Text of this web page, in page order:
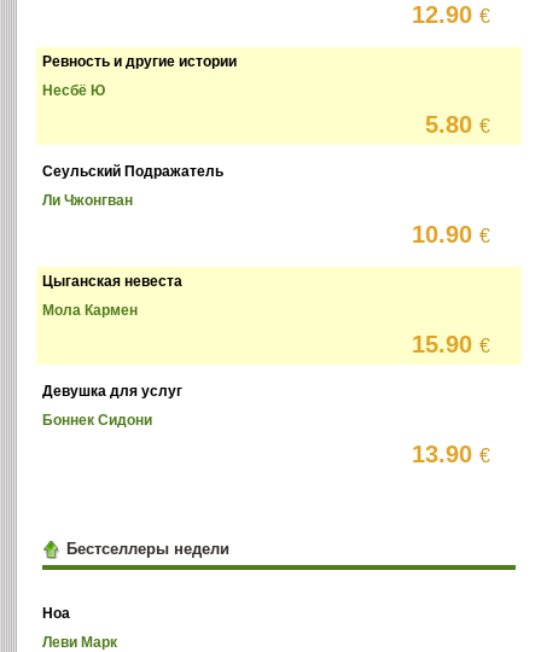
12.90€
Ревность и другие истории
Несбё Ю
5.80€
Сеульский Подражатель
Ли Чжонгван
10.90€
Цыганская невеста
Мола Кармен
15.90€
Девушка для услуг
Боннек Сидони
13.90€
Бестселлеры недели
Ноа
Леви Марк